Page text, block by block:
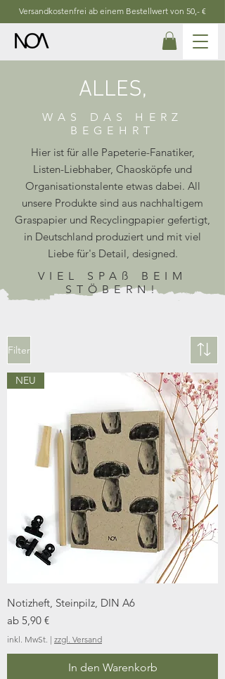
Versandkostenfrei ab einem Bestellwert von 50,- €
ALLES,
WAS DAS HERZ
BEGEHRT
Hier ist für alle Papeterie-Fanatiker,
Listen-Liebhaber, Chaosköpfe und
Organisationstalente etwas dabei. All
unsere Produkte sind aus nachhaltigem
Graspapier und Recyclingpapier gefertigt,
in Deutschland produziert und mit viel
Liebe für's Detail, designed.
VIEL SPAß BEIM
STÖBERN!
Filter
NEU
Notizheft, Steinpilz, DIN A6
ab 5,90 €
Sale-Preis
inkl. MwSt. | zzgl. Versand
In den Warenkorb